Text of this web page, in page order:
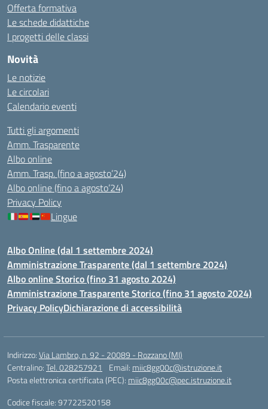
Offerta formativa
Le schede didattiche
I progetti delle classi
Novità
Le notizie
Le circolari
Calendario eventi
Tutti gli argomenti
Amm. Trasparente
Albo online
Amm. Trasp. (fino a agosto’24)
Albo online (fino a agosto’24)
Privacy Policy
Lingue
Albo Online (dal 1 settembre 2024)
Amministrazione Trasparente (dal 1 settembre 2024)
Albo online Storico (fino 31 agosto 2024)
Amministrazione Trasparente Storico (fino 31 agosto 2024)
Privacy PolicyDichiarazione di accessibilità
Indirizzo:Via Lambro, n. 92 - 20089 - Rozzano (MI)
Centralino:Tel. 028257921 Email: miic8gg00c@istruzione.it
Posta elettronica certificata (PEC): miic8gg00c@pec.istruzione.it
Codice fiscale: 97722520158